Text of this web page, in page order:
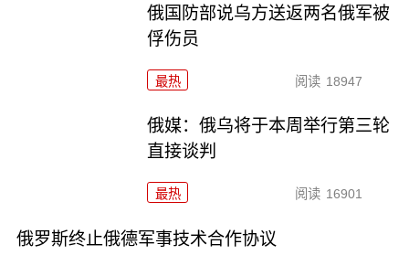
俄国防部说乌方送返两名俄军被
俘伤员
最热 阅读 18947
俄媒：俄乌将于本周举行第三轮
直接谈判
最热 阅读 16901
俄罗斯终止俄德军事技术合作协议